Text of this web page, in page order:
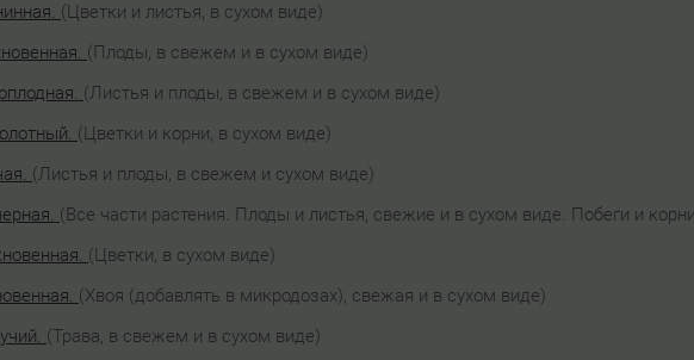
(Цветки и листья, в сухом виде)
(Плоды, в свежем и в сухом виде)
(Листья и плоды, в свежем и в сухом виде)
(Цветки и корни, в сухом виде)
(Листья и плоды, в свежем и сухом виде)
(Все части растения. Плоды и листья, свежие и в сухом виде. Побеги и
(Цветки, в сухом виде)
(Хвоя (добавлять в микродозах), свежая и в сухом виде)
(Трава, в свежем и в сухом виде)